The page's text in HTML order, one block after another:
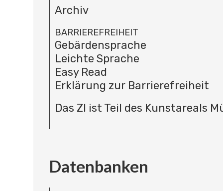
Archiv
BARRIEREFREIHEIT
Gebärdensprache
Leichte Sprache
Easy Read
Erklärung zur Barrierefreiheit
Das ZI ist Teil des Kunstareals
Datenbanken